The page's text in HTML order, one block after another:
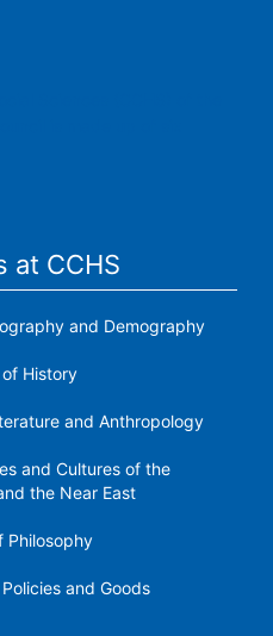
at CCHS
and Demography
History
and Anthropology
​​and Cultures of the
the Near East
Philosophy
and Goods